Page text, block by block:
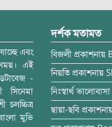
এবং
এই
-
সিনেমা
চলচ্চিত্র
মুভি
দর্শক মতামত
বিজলী প্রকাশনায়
নিয়তি প্রকাশনায়
নিঃস্বার্থ ভালোবাসা
ছায়া-ছবি